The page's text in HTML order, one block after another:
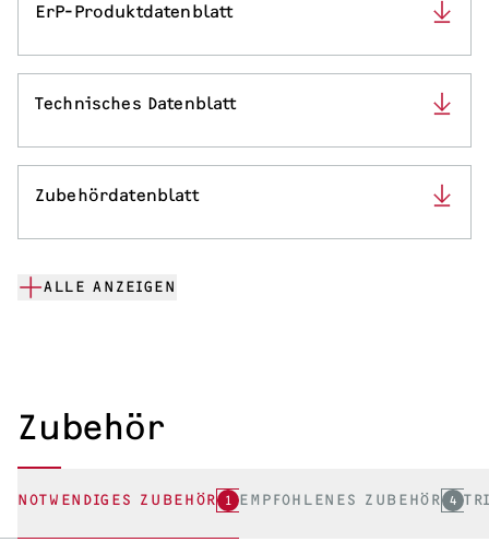
ErP-Produktdatenblatt
Technisches Datenblatt
Zubehördatenblatt
ALLE ANZEIGEN
Zubehör
NOTWENDIGES ZUBEHÖR 1 EMPFOHLENES ZUBEHÖR 4